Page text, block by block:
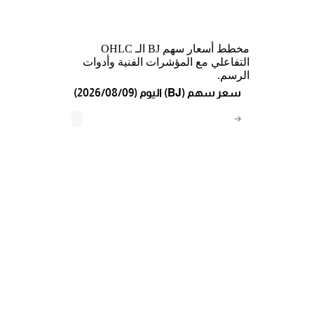
مخطط أسعار سهم BJ الـ OHLC
التفاعلي مع المؤشرات الفنية وأدوات
الرسم.
→
(2026/08/09) اليوم (BJ) سعر سهم